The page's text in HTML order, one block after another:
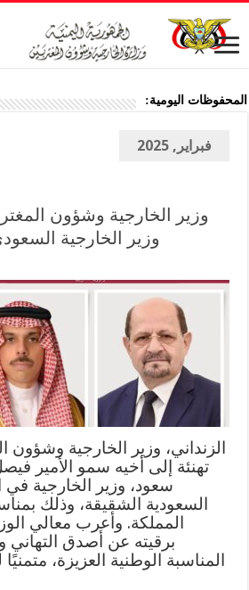
المحفوظات اليومية:
فبراير, 2025
وزير الخارجية وشؤون
وزير الخارجية
الزنداني، وزير الخارجية وشؤون
تهنئة إلى أخيه سمو الأمير
سعود، وزير الخارجية في
السعودية الشقيقة، وذلك
المملكة. وأعرب معالي
برقيته عن أصدق التهاني
المناسبة الوطنية العزيزة، متمنيًا